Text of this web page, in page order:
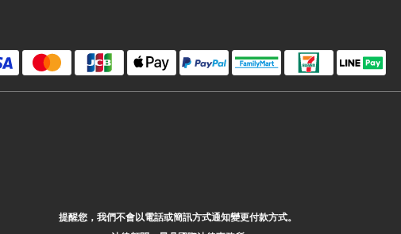
提醒您，我們不會以電話或簡訊方式通知變更付款方式。